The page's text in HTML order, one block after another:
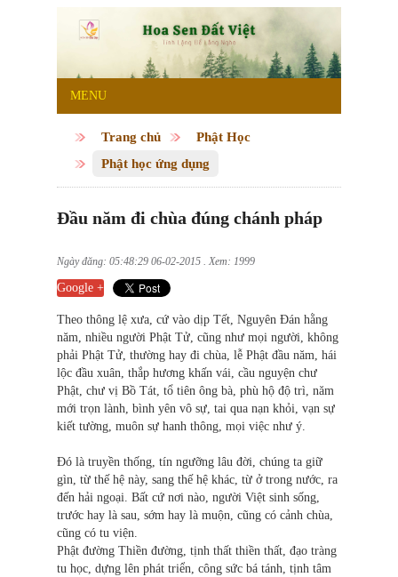
MENU
Trang chủ
Phật Học
Phật học ứng dụng
Đầu năm đi chùa đúng chánh pháp
Ngày đăng: 05:48:29 06-02-2015 . Xem: 1999
Google +
Theo thông lệ xưa, cứ vào dịp Tết, Nguyên Đán hằng
năm, nhiều người Phật Tử, cũng như mọi người, không
phải Phật Tử, thường hay đi chùa, lễ Phật đầu năm, hái
lộc đầu xuân, thắp hương khấn vái, cầu nguyện chư
Phật, chư vị Bồ Tát, tổ tiên ông bà, phù hộ độ trì, năm
mới trọn lành, bình yên vô sự, tai qua nạn khỏi, vạn sự
kiết tường, muôn sự hanh thông, mọi việc như ý.
Đó là truyền thống, tín ngưỡng lâu đời, chúng ta giữ
gìn, từ thế hệ này, sang thế hệ khác, từ ở trong nước, ra
đến hải ngoại. Bất cứ nơi nào, người Việt sinh sống,
trước hay là sau, sớm hay là muộn, cũng có cảnh chùa,
cũng có tu viện.
Phật đường Thiền đường, tịnh thất thiền thất, đạo tràng
tu học, dựng lên phát triển, công sức bá tánh, tịnh tâm